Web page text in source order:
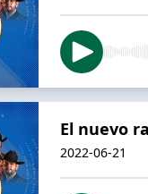
El nuevo
2022-06-21